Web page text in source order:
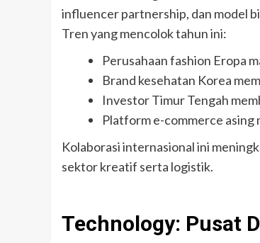
influencer partnership, dan model
Tren yang mencolok tahun ini:
Perusahaan fashion Eropa
Brand kesehatan Korea
Investor Timur Tengah
Platform e-commerce asing
Kolaborasi internasional ini
sektor kreatif serta logistik.
Technology: Pusat